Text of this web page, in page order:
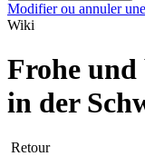
Modifier ou annuler
Wiki
Frohe und
in der
Retour